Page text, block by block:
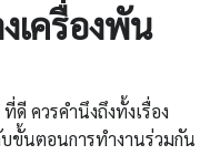
เครื่องพัน
ดี ควรคำนึงถึงทั้งเรื่อง
ขั้นตอนการทำงานร่วมกัน